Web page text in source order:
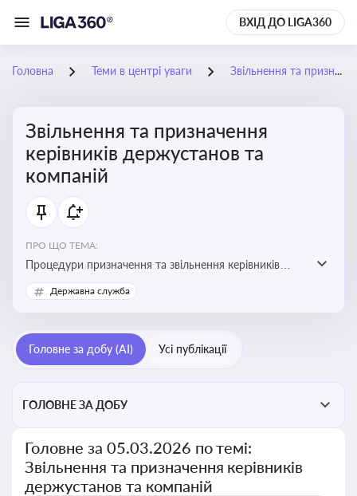
ВХІД ДО LIGA360
Головна Теми в центрі уваги Звільнення та призначення керівників держустанов та компаній
Звільнення та призначення
керівників держустанов та
компаній
ПРО ЩО ТЕМА:
Процедури призначення та звільнення керівників
установ та підприємств
Державна служба
Головне за добу (AI) Усі публікації
ГОЛОВНЕ ЗА ДОБУ
Головне за 05.03.2026 по темі:
Звільнення та призначення керівників
держустанов та компаній